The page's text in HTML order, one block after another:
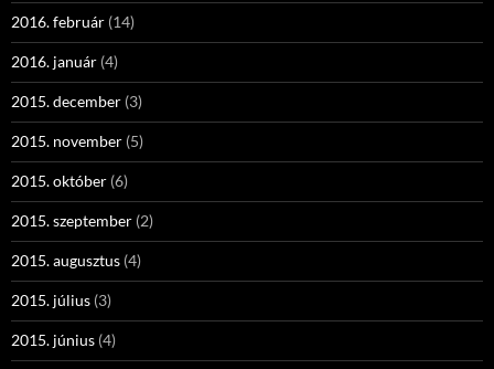
2016. február (14)
2016. január (4)
2015. december (3)
2015. november (5)
2015. október (6)
2015. szeptember (2)
2015. augusztus (4)
2015. július (3)
2015. június (4)